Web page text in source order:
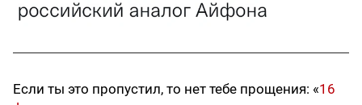
Если ты это пропустил, то нет тебе прощения: «16